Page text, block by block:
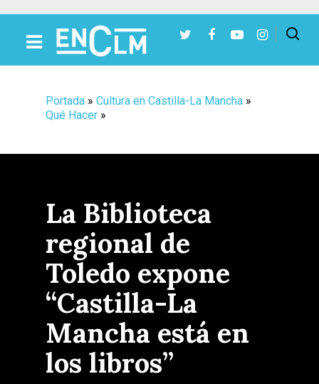
Portada » Cultura en Castilla-La Mancha »
Qué Hacer »
La Biblioteca
regional de
Toledo expone
“Castilla-La
Mancha está en
los libros”